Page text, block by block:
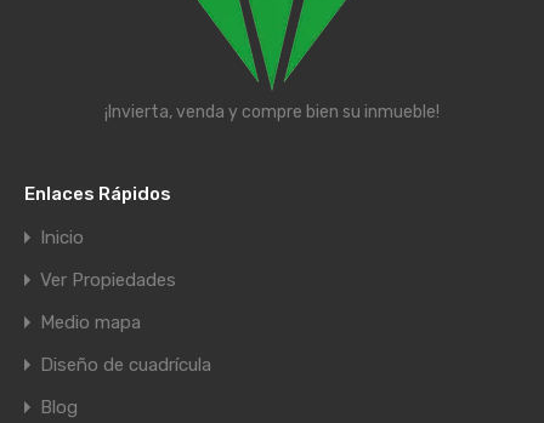
¡Invierta, venda y compre bien su inmueble!
Enlaces Rápidos
Inicio
Ver Propiedades
Medio mapa
Diseño de cuadrícula
Blog